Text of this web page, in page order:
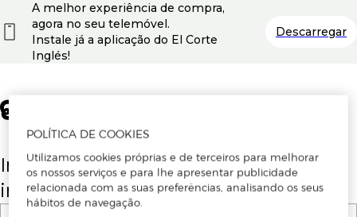
Insira o seu email para se registar ou
iniciar sessão.
A melhor experiência de compra,
agora no seu telemóvel.
Instale já a aplicação do El Corte
Inglés!
Descarregar
POLÍTICA DE COOKIES
Utilizamos cookies próprias e de terceiros para melhorar
os nossos serviços e para lhe apresentar publicidade
relacionada com as suas preferências, analisando os seus
hábitos de navegação.